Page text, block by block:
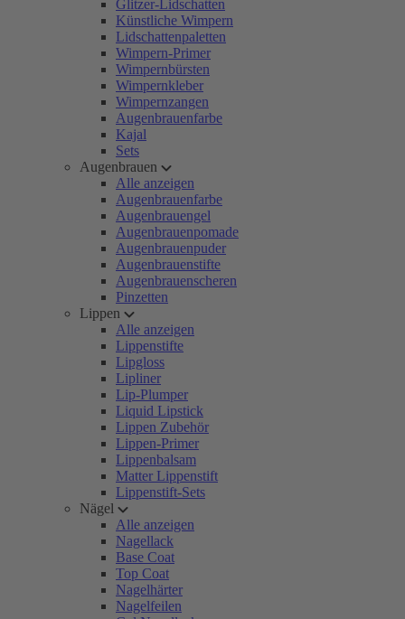
Glitzer-Lidschatten
Künstliche Wimpern
Lidschattenpaletten
Wimpern-Primer
Wimpernbürsten
Wimpernkleber
Wimpernzangen
Augenbrauenfarbe
Kajal
Sets
Augenbrauen
Alle anzeigen
Augenbrauenfarbe
Augenbrauengel
Augenbrauenpomade
Augenbrauenpuder
Augenbrauenstifte
Augenbrauenscheren
Pinzetten
Lippen
Alle anzeigen
Lippenstifte
Lipgloss
Lipliner
Lip-Plumper
Liquid Lipstick
Lippen Zubehör
Lippen-Primer
Lippenbalsam
Matter Lippenstift
Lippenstift-Sets
Nägel
Alle anzeigen
Nagellack
Base Coat
Top Coat
Nagelhärter
Nagelfeilen